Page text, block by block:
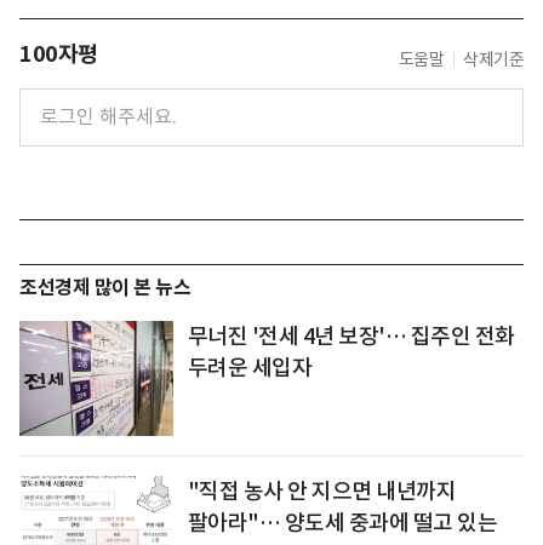
100자평 도움말 삭제기준
조선경제 많이 본 뉴스
무너진 '전세 4년 보장'… 집주인 전화
두려운 세입자
"직접 농사 안 지으면 내년까지
팔아라"… 양도세 중과에 떨고 있는